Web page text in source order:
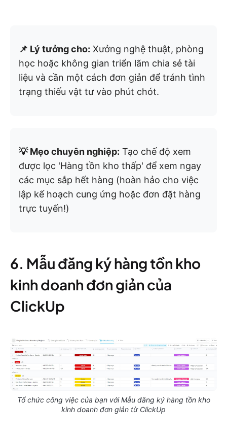
📌 Lý tưởng cho: Xưởng nghệ thuật, phòng
học hoặc không gian triển lãm chia sẻ tài
liệu và cần một cách đơn giản để tránh tình
trạng thiếu vật tư vào phút chót.
💡 Mẹo chuyên nghiệp: Tạo chế độ xem
được lọc 'Hàng tồn kho thấp' để xem ngay
các mục sắp hết hàng (hoàn hảo cho việc
lập kế hoạch cung ứng hoặc đơn đặt hàng
trực tuyến!)
6. Mẫu đăng ký hàng tồn kho
kinh doanh đơn giản của
ClickUp
Tổ chức công việc của bạn với Mẫu đăng ký hàng tồn kho
kinh doanh đơn giản từ ClickUp